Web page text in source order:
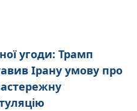
угоди: Трамп
Ірану умову про